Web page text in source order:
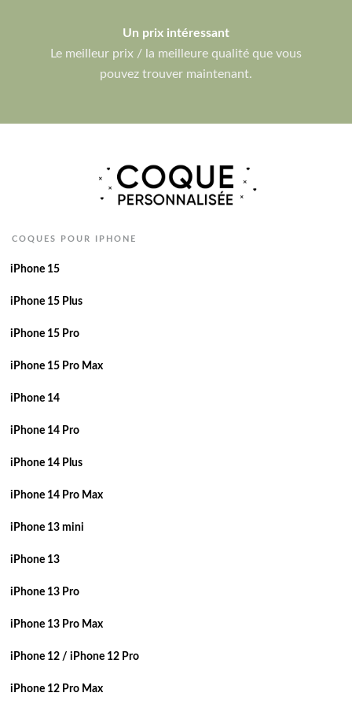
Un prix intéressant
Le meilleur prix / la meilleure qualité que vous
pouvez trouver maintenant.
COQUES POUR IPHONE
iPhone 15
iPhone 15 Plus
iPhone 15 Pro
iPhone 15 Pro Max
iPhone 14
iPhone 14 Pro
iPhone 14 Plus
iPhone 14 Pro Max
iPhone 13 mini
iPhone 13
iPhone 13 Pro
iPhone 13 Pro Max
iPhone 12 / iPhone 12 Pro
iPhone 12 Pro Max